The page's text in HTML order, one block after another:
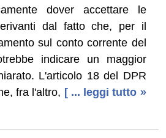
dover accettare le
dal fatto che, per il
sul conto corrente del
indicare un maggior
L'articolo 18 del DPR
fra l'altro, [ ... leggi tutto »